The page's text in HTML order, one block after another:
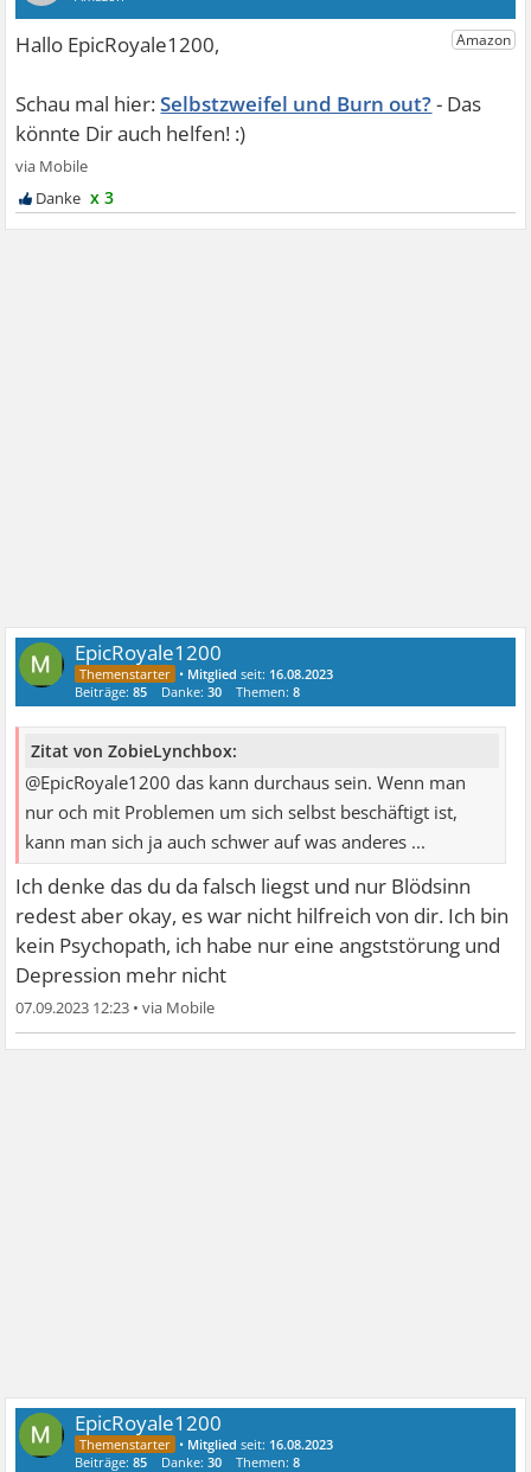
Selbstzweifel und Burn out?
x 3
EpicRoyale1200
• Mitglied seit: 16.08.2023
Beiträge:85 Danke:30 Themen:8
Zitat von ZobieLynchbox:
@EpicRoyale1200 das kann durchaus sein. Wenn man
nur och mit Problemen um sich selbst beschäftigt ist,
kann man sich ja auch schwer auf was anderes ...
Ich denke das du da falsch liegst und nur Blödsinn
redest aber okay, es war nicht hilfreich von dir. Ich bin
kein Psychopath, ich habe nur eine angststörung und
Depression mehr nicht
07.09.2023 12:23 •
EpicRoyale1200
• Mitglied seit: 16.08.2023
Beiträge:85 Danke:30 Themen:8